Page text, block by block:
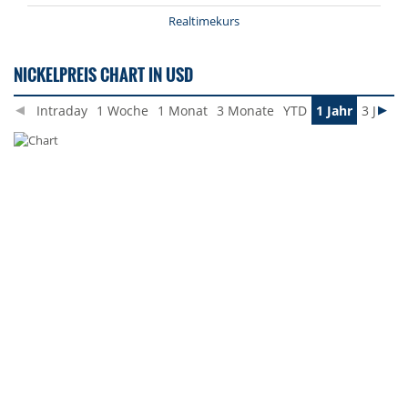
Realtimekurs
NICKELPREIS CHART IN USD
Intraday 1 Woche 1 Monat 3 Monate YTD 1 Jahr 3 Jahre